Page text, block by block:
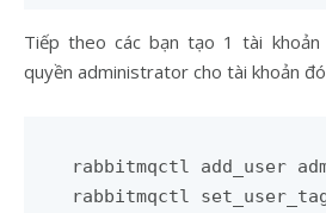
Tiếp theo các bạn tạo 1 tài
quyền administrator cho tài khoản
rabbitmqctl add_user
rabbitmqctl